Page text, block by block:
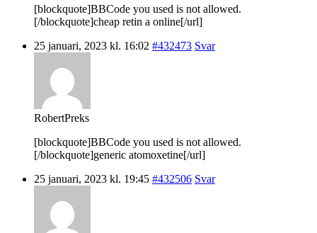
[blockquote]BBCode you used is not allowed.
[/blockquote]cheap retin a online[/url]
25 januari, 2023 kl. 16:02 #432473 Svar
RobertPreks
[blockquote]BBCode you used is not allowed.
[/blockquote]generic atomoxetine[/url]
25 januari, 2023 kl. 19:45 #432506 Svar